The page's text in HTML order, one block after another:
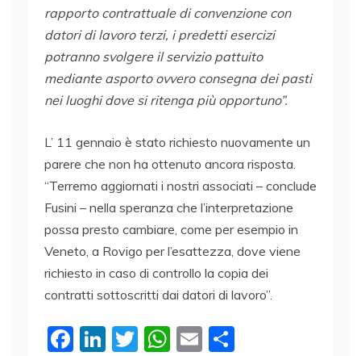
rapporto contrattuale di convenzione con
datori di lavoro terzi, i predetti esercizi
potranno svolgere il servizio pattuito
mediante asporto ovvero consegna dei pasti
nei luoghi dove si ritenga più opportuno”.
L’ 11 gennaio è stato richiesto nuovamente un
parere che non ha ottenuto ancora risposta.
“Terremo aggiornati i nostri associati – conclude
Fusini – nella speranza che l’interpretazione
possa presto cambiare, come per esempio in
Veneto, a Rovigo per l’esattezza, dove viene
richiesto in caso di controllo la copia dei
contratti sottoscritti dai datori di lavoro”.
F
Li T
W E